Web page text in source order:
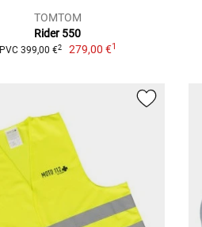
TOMTOM
Rider 550
PVC 399,00 €2 279,00 €1